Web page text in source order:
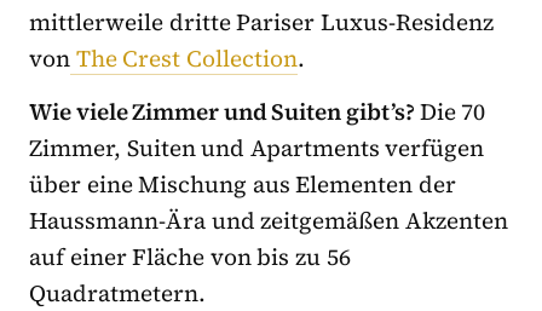
mittlerweile dritte Pariser Luxus-Residenz
vonThe Crest Collection.
Wie viele Zimmer und Suiten gibt’s?Die 70
Zimmer, Suiten und Apartments verfügen
über eine Mischung aus Elementen der
Haussmann-Ära und zeitgemäßen Akzenten
auf einer Fläche von bis zu 56
Quadratmetern.